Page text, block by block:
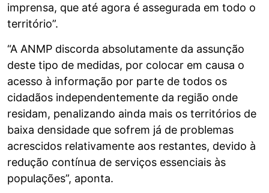
imprensa, que até agora é assegurada em todo o
território”.
“A ANMP discorda absolutamente da assunção
deste tipo de medidas, por colocar em causa o
acesso à informação por parte de todos os
cidadãos independentemente da região onde
residam, penalizando ainda mais os territórios de
baixa densidade que sofrem já de problemas
acrescidos relativamente aos restantes, devido à
redução contínua de serviços essenciais às
populações”, aponta.